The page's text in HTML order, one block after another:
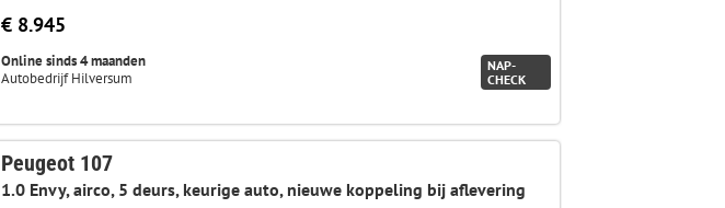
€ 8.945
Online sinds 4 maanden
Autobedrijf Hilversum
NAP-
CHECK
Peugeot 107
1.0 Envy, airco, 5 deurs, keurige auto, nieuwe koppeling bij aflevering